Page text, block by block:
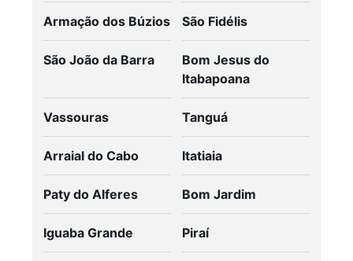
Armação dos Búzios São Fidélis
São João da Barra
Bom Jesus do
Itabapoana
Vassouras Tanguá
Arraial do Cabo Itatiaia
Paty do Alferes Bom Jardim
Iguaba Grande Piraí